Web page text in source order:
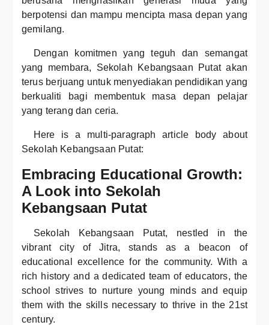
berpotensi dan mampu mencipta masa depan yang
gemilang.
Dengan komitmen yang teguh dan semangat
yang membara, Sekolah Kebangsaan Putat akan
terus berjuang untuk menyediakan pendidikan yang
berkualiti bagi membentuk masa depan pelajar
yang terang dan ceria.
Here is a multi-paragraph article body about
Sekolah Kebangsaan Putat:
Embracing Educational Growth:
A Look into Sekolah
Kebangsaan Putat
Sekolah Kebangsaan Putat, nestled in the
vibrant city of Jitra, stands as a beacon of
educational excellence for the community. With a
rich history and a dedicated team of educators, the
school strives to nurture young minds and equip
them with the skills necessary to thrive in the 21st
century.